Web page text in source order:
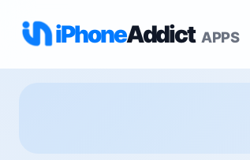
iPhoneAddict APPS